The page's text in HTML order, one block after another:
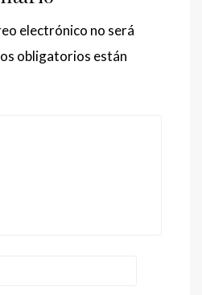
electrónico no será
obligatorios están